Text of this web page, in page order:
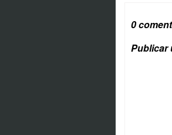
0
Publicar